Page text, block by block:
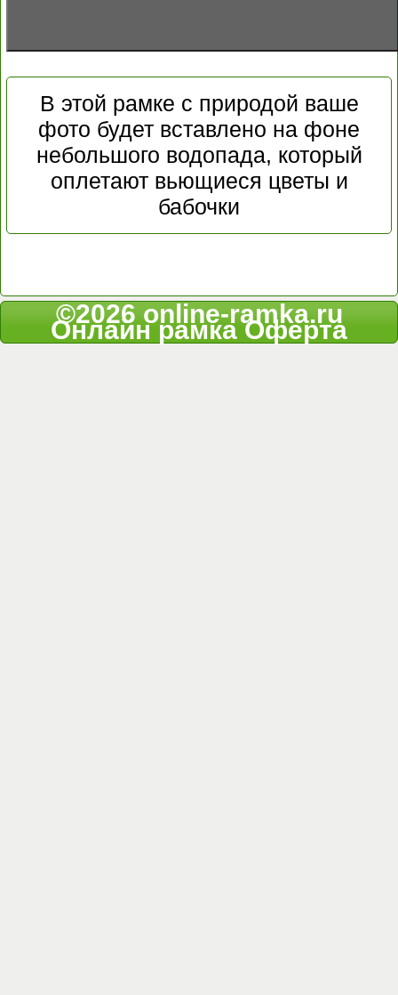
В этой рамке с природой ваше
фото будет вставлено на фоне
небольшого водопада, который
оплетают вьющиеся цветы и
бабочки
©2026 online-ramka.ru
Онлайн рамкаОферта